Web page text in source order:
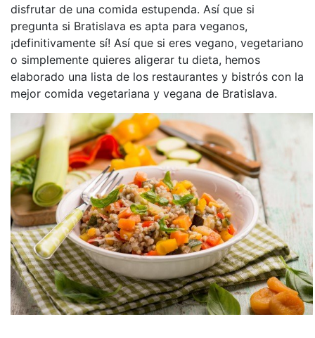
disfrutar de una comida estupenda. Así que si
pregunta si Bratislava es apta para veganos,
¡definitivamente sí! Así que si eres vegano, vegetariano
o simplemente quieres aligerar tu dieta, hemos
elaborado una lista de los restaurantes y bistrós con la
mejor comida vegetariana y vegana de Bratislava.